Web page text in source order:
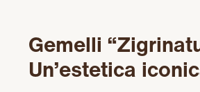
Gemelli
Un’estetica